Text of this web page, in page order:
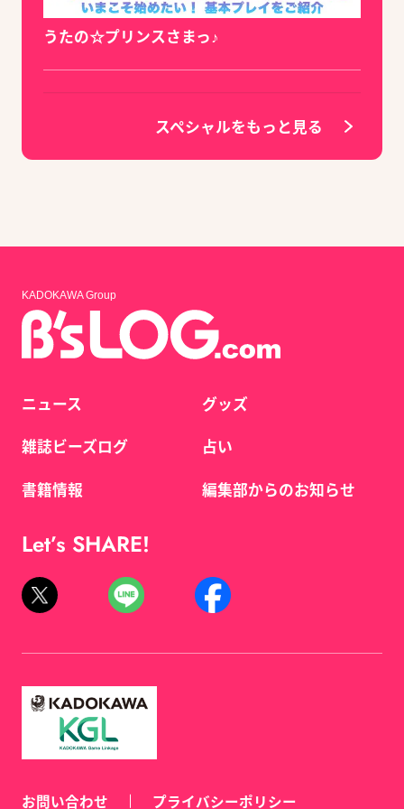
うたの☆プリンスさまっ♪
スペシャルをもっと見る
KADOKAWA Group
ニュース
雑誌ビーズログ
書籍情報
グッズ
占い
編集部からのお知らせ
Let’s SHARE!
お問い合わせ プライバシーポリシー